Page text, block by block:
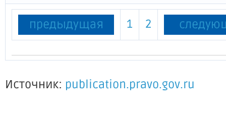
предыдущая 1 2
Источник: publication.pravo.gov.ru